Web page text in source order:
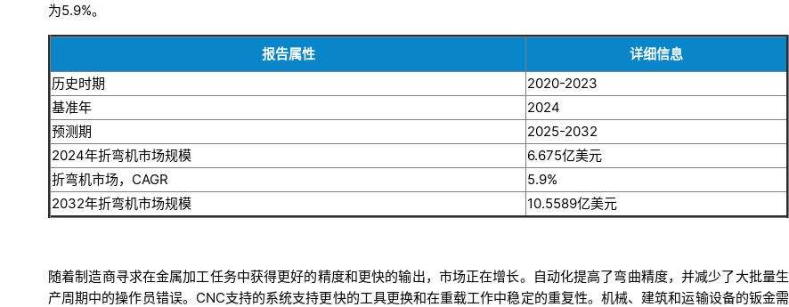
为5.9%。
报告属性
详细信息
历史时期
2020-2023
基准年
2024
预测期
2025-2032
2024年折弯机市场规模
6.675亿美元
折弯机市场，CAGR
5.9%
2032年折弯机市场规模
10.5589亿美元
随着制造商寻求在金属加工任务中获得更好的精度和更快的输出，市场正在增长。自动化提高了弯曲精度，并减少了大批量生
产周期中的操作员错误。CNC支持的系统支持更快的工具更换和在重载工作中稳定的重复性。机械、建筑和运输设备的钣金需